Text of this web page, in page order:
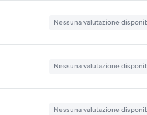
Nessuna valutazione
Nessuna valutazione
Nessuna valutazione